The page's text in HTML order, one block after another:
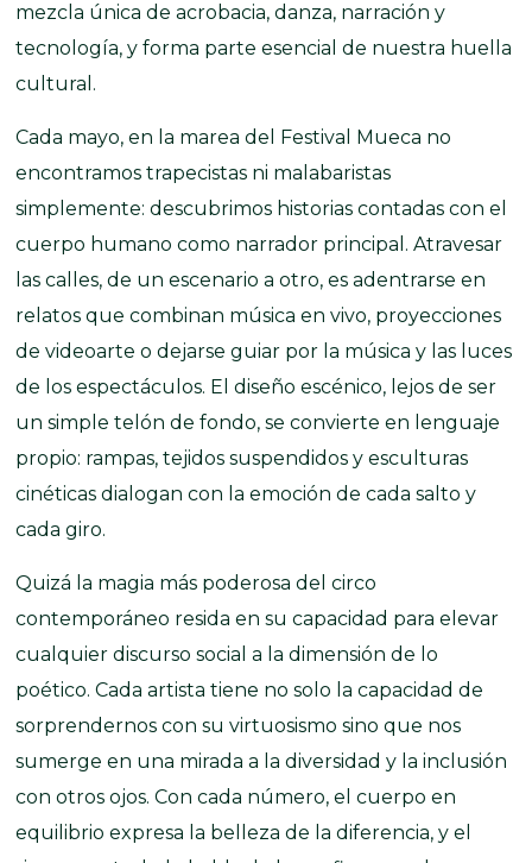
mezcla única de acrobacia, danza, narración y
tecnología, y forma parte esencial de nuestra huella
cultural.
Cada mayo, en la marea del Festival Mueca no
encontramos trapecistas ni malabaristas
simplemente: descubrimos historias contadas con el
cuerpo humano como narrador principal. Atravesar
las calles, de un escenario a otro, es adentrarse en
relatos que combinan música en vivo, proyecciones
de videoarte o dejarse guiar por la música y las luces
de los espectáculos. El diseño escénico, lejos de ser
un simple telón de fondo, se convierte en lenguaje
propio: rampas, tejidos suspendidos y esculturas
cinéticas dialogan con la emoción de cada salto y
cada giro.
Quizá la magia más poderosa del circo
contemporáneo resida en su capacidad para elevar
cualquier discurso social a la dimensión de lo
poético. Cada artista tiene no solo la capacidad de
sorprendernos con su virtuosismo sino que nos
sumerge en una mirada a la diversidad y la inclusión
con otros ojos. Con cada número, el cuerpo en
equilibrio expresa la belleza de la diferencia, y el